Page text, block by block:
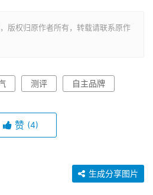
，版权归原作者所有，转载请联系原作
测评 自主品牌
赞 (4)
生成分享图片